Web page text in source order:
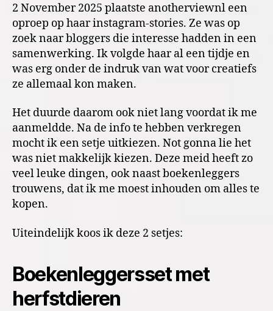
2 November 2025 plaatste anotherviewnl een
oproep op haar instagram-stories. Ze was op
zoek naar bloggers die interesse hadden in een
samenwerking. Ik volgde haar al een tijdje en
was erg onder de indruk van wat voor creatiefs
ze allemaal kon maken.
Het duurde daarom ook niet lang voordat ik me
aanmeldde. Na de info te hebben verkregen
mocht ik een setje uitkiezen. Not gonna lie het
was niet makkelijk kiezen. Deze meid heeft zo
veel leuke dingen, ook naast boekenleggers
trouwens, dat ik me moest inhouden om alles te
kopen.
Uiteindelijk koos ik deze 2 setjes:
Boekenleggersset met
herfstdieren